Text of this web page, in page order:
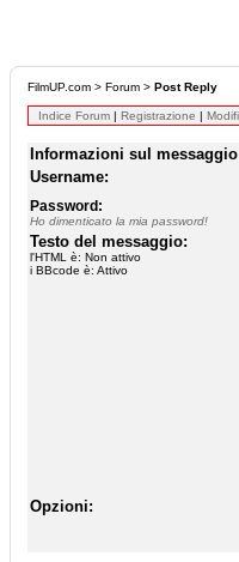
FilmUP.com > Forum > Post Reply
Indice Forum | Registrazione |
Informazioni sul messaggio
Username:
Password:
Ho dimenticato la mia password!
Testo del messaggio:
l'HTML è: Non attivo
i BBcode è: Attivo
Opzioni: